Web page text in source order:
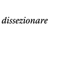
dissezionare